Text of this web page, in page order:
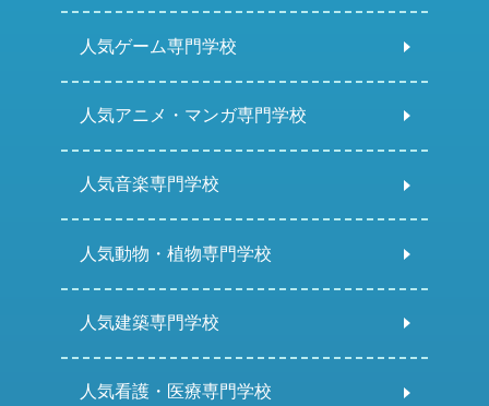
人気ゲーム専門学校
人気アニメ・マンガ専門学校
人気音楽専門学校
人気動物・植物専門学校
人気建築専門学校
人気看護・医療専門学校